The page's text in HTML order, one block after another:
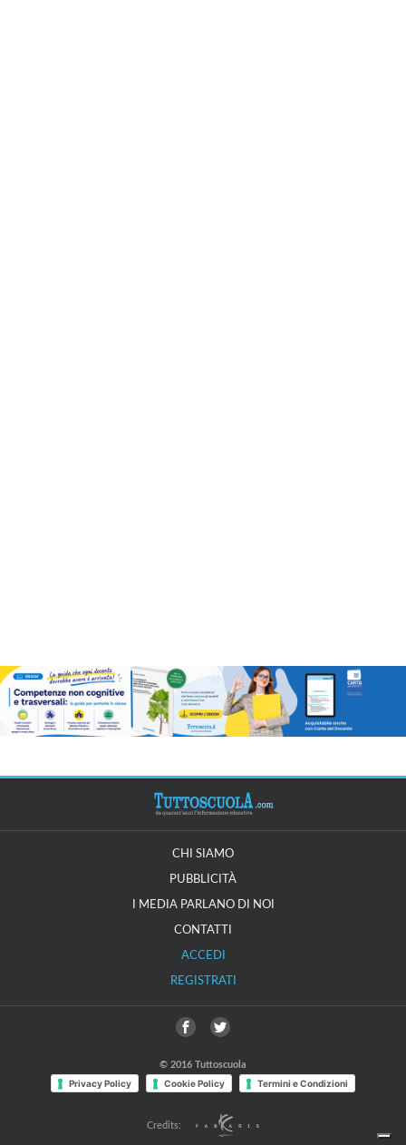
CHI SIAMO
PUBBLICITÀ
I MEDIA PARLANO DI NOI
CONTATTI
ACCEDI
REGISTRATI
© 2016 Tuttoscuola
Privacy Policy Cookie Policy Termini e Condizioni
Credits: